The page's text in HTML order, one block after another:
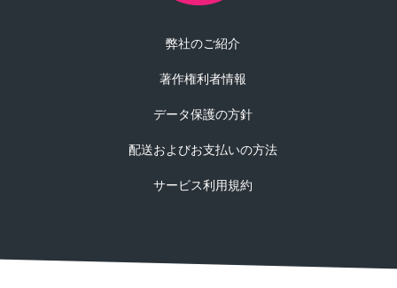
弊社のご紹介
著作権利者情報
データ保護の方針
配送およびお支払いの方法
サービス利用規約